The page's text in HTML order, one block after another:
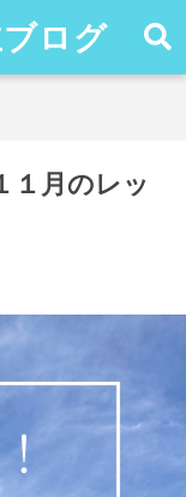
ログ
１月のレッ